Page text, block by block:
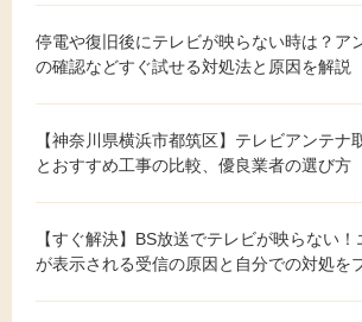
停電や復旧後にテレビが映らない時は？ア
の確認などすぐ試せる対処法と原因を解説
【神奈川県横浜市都筑区】テレビアンテナ
とおすすめ工事の比較、優良業者の選び方
【すぐ解決】BS放送でテレビが映らない
が表示される受信の原因と自分での対処を